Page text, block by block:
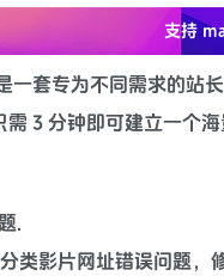
支持
一套专为不同需求的站
3 分钟即可建立一个海
.
类影片网址错误问题，